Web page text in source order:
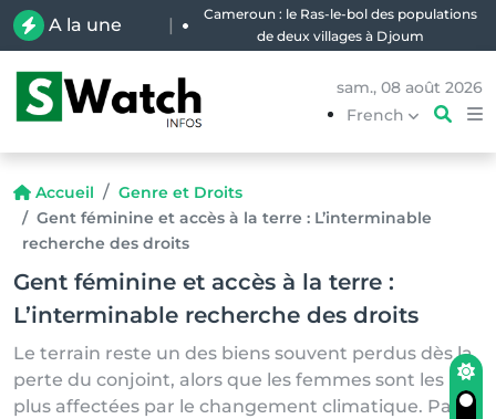
A la une |
Cameroun : le Ras-le-bol des populations
de deux villages à Djoum
sam., 08 août 2026
French
Accueil
Genre et Droits
Gent féminine et accès à la terre : L’interminable
recherche des droits
Gent féminine et accès à la terre :
L’interminable recherche des droits
Le terrain reste un des biens souvent perdus dès la
perte du conjoint, alors que les femmes sont les
plus affectées par le changement climatique. Par